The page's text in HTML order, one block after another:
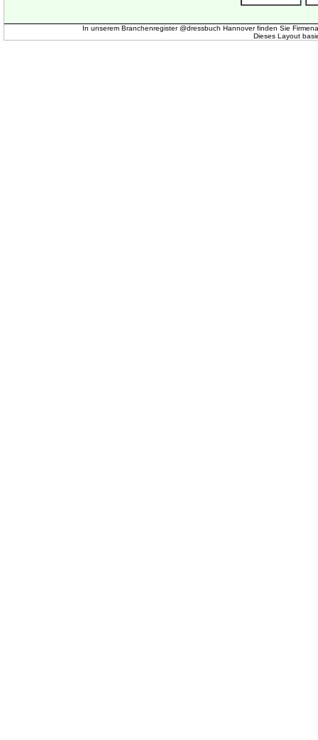
In unserem Branchenregister @dressbuch Hannover finden Sie
Dieses Layout